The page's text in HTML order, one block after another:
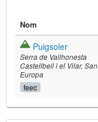
Nom
Puigsoler
Serra de Vallhonesta
Castellbell i el Vilar
Europa
feec